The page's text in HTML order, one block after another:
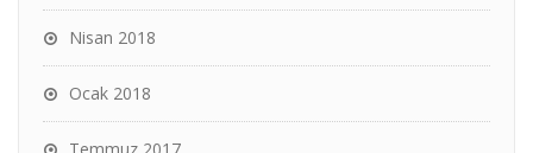
Nisan 2018
Ocak 2018